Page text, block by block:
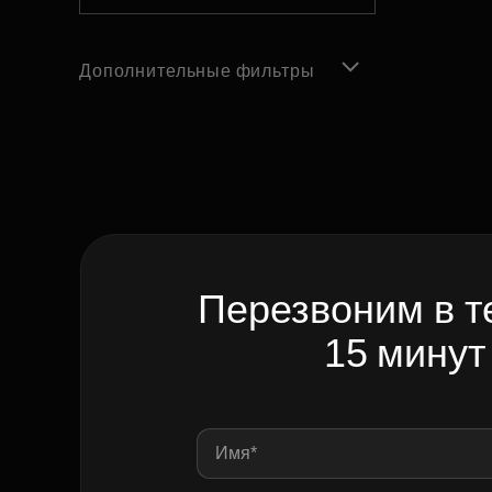
Дополнительные фильтры
Перезвоним в
15 минут